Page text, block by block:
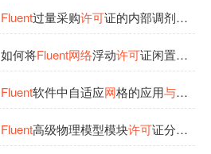
Fluent过量采购许可证的内部调剂策
如何将Fluent网络浮动许可证闲置率降至10%以内
Fluent软件中自适应网格的应用与优化
Fluent高级物理模型模块许可证分级使用